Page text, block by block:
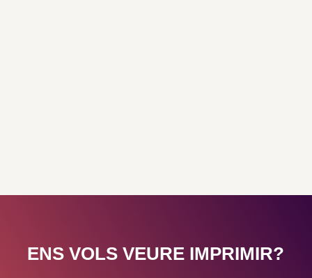
ENS VOLS VEURE IMPRIMIR?